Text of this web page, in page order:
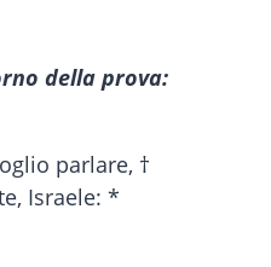
della prova:
parlare, †
Israele: *